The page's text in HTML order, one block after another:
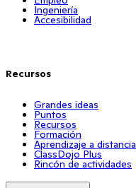
Ingeniería
Accesibilidad
Recursos
Grandes ideas
Puntos
Recursos
Formación
Aprendizaje a distancia
ClassDojo Plus
Rincón de actividades